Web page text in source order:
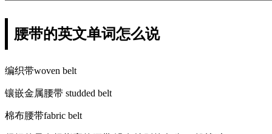
腰带的英文单词怎么说
编织带woven belt
镶嵌金属腰带 studded belt
棉布腰带fabric belt